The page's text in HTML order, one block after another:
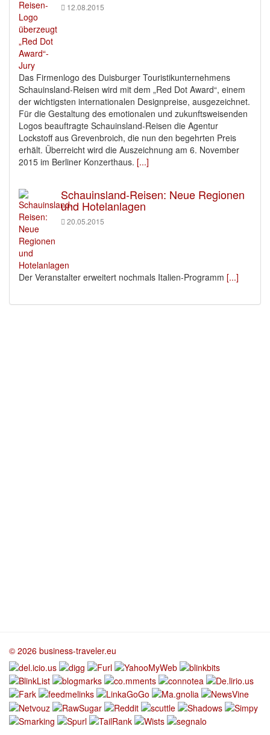
12.08.2015
Das Firmenlogo des Duisburger Touristikunternehmens
Schauinsland-Reisen wird mit dem „Red Dot Award“, einem
der wichtigsten internationalen Designpreise, ausgezeichnet.
Für die Gestaltung des emotionalen und zukunftsweisenden
Logos beauftragte Schauinsland-Reisen die Agentur
Lockstoff aus Grevenbroich, die nun den begehrten Preis
erhält. Überreicht wird die Auszeichnung am 6. November
2015 im Berliner Konzerthaus. [...]
Schauinsland-Reisen: Neue Regionen
und Hotelanlagen
20.05.2015
Der Veranstalter erweitert nochmals Italien-Programm [...]
© 2026 business-traveler.eu